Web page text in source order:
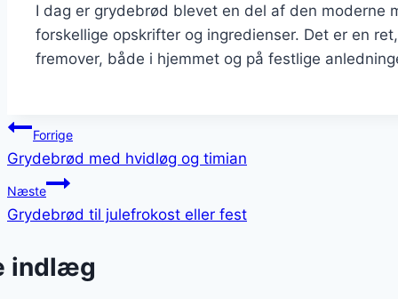
I dag er grydebrød blevet en del af den moderne
forskellige opskrifter og ingredienser. Det er en
fremover, både i hjemmet og på festlige
Indlægsnavigation
Forrige
Grydebrød med hvidløg og timian
Næste
Grydebrød til julefrokost eller fest
indlæg